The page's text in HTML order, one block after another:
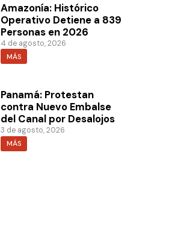
Amazonía: Histórico
Operativo Detiene a 839
Personas en 2026
4 de agosto, 2026
MÁS
Panamá: Protestan
contra Nuevo Embalse
del Canal por Desalojos
3 de agosto, 2026
MÁS